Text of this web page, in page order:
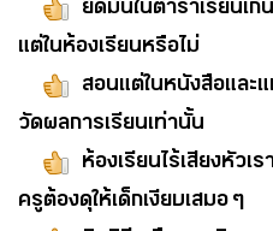
ยึดมั่นในตำราเรียนเกิ
แต่ในห้องเรียนหรือไม่
สอนแต่ในหนังสือและ
วัดผลการเรียนเท่านั้น
ห้องเรียนไร้เสียงหัวเ
ครูต้องดุให้เด็กเงียบเสมอ ๆ